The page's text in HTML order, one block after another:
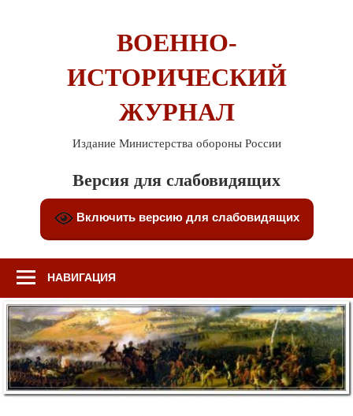
ВОЕННО-
ИСТОРИЧЕСКИЙ
ЖУРНАЛ
Издание Министерства обороны России
Версия для слабовидящих
Включить версию для слабовидящих
НАВИГАЦИЯ